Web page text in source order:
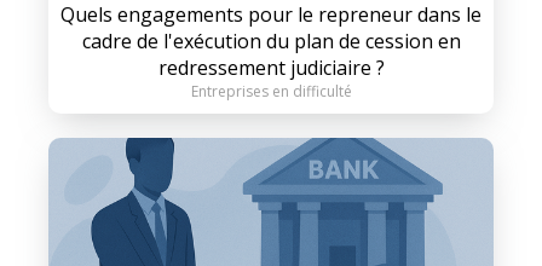
Quels engagements pour le repreneur dans le
cadre de l'exécution du plan de cession en
redressement judiciaire ?
Entreprises en difficulté